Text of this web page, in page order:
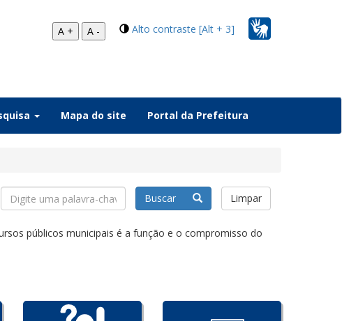
Alto contraste [Alt + 3]
A + A -
Mapa do site Portal da Prefeitura
Buscar Limpar
públicos municipais é a função e o compromisso do